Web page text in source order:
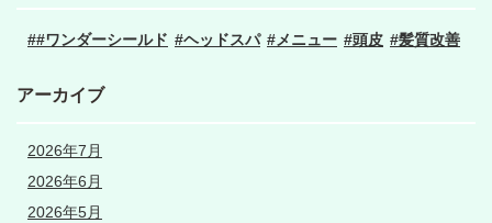
#ワンダーシールド ヘッドスパ メニュー 頭皮 髪質改善
アーカイブ
2026年7月
2026年6月
2026年5月